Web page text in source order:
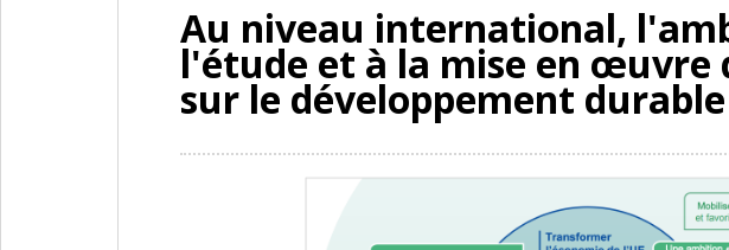
Au niveau international,
l'étude et à la mise en œuvre
sur le développement